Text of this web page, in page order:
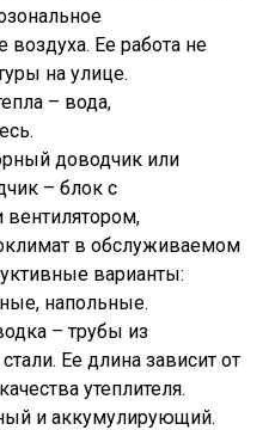
Ее работа не
на улице.
– вода,
доводчик или
– блок с
в обслуживаемом
варианты:
напольные.
– трубы из
Ее длина зависит от
утеплителя.
и аккумулирующий.